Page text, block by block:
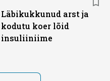
Läbikukkunud arst ja
kodutu koer lõid
insuliiniime